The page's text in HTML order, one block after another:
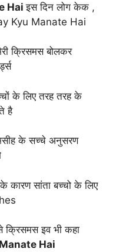
Haiइस दिन लोग केक ,
Kyu Manate Hai
क्रिसमस बोलकर
के लिए तरह तरह के
है
के सच्चे अनुसरण
कारण सांता बच्चो के लिए
क्रिसमस इव भी कहा
Hai